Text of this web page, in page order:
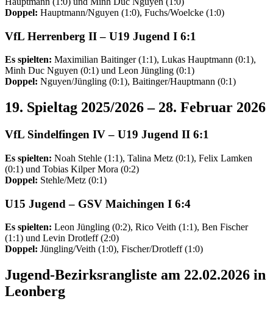
Doppel: Hauptmann/Nguyen (1:0), Fuchs/Woelcke (1:0)
VfL Herrenberg II – U19 Jugend I 6:1
Es spielten: Maximilian Baitinger (1:1), Lukas Hauptmann (0:1),
Minh Duc Nguyen (0:1) und Leon Jüngling (0:1)
Doppel: Nguyen/Jüngling (0:1), Baitinger/Hauptmann (0:1)
19. Spieltag 2025/2026 – 28. Februar 2026
VfL Sindelfingen IV – U19 Jugend II 6:1
Es spielten: Noah Stehle (1:1), Talina Metz (0:1), Felix Lamken
(0:1) und Tobias Kilper Mora (0:2)
Doppel: Stehle/Metz (0:1)
U15 Jugend – GSV Maichingen I 6:4
Es spielten: Leon Jüngling (0:2), Rico Veith (1:1), Ben Fischer
(1:1) und Levin Drotleff (2:0)
Doppel: Jüngling/Veith (1:0), Fischer/Drotleff (1:0)
Jugend-Bezirksrangliste am 22.02.2026 in
Leonberg